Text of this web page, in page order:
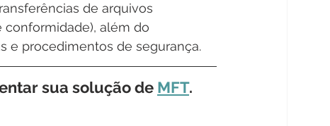
de arquivos
conformidade), além do
e procedimentos de segurança.
sua solução de MFT.